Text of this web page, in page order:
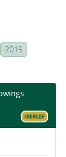
2019
IBERLEF